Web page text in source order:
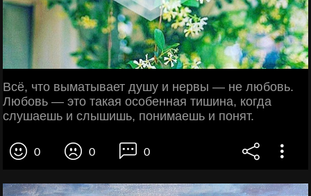
Всё, что выматывает душу и нервы — не любовь.
Любовь — это такая особенная тишина, когда
слушаешь и слышишь, понимаешь и понят.
0 0 0